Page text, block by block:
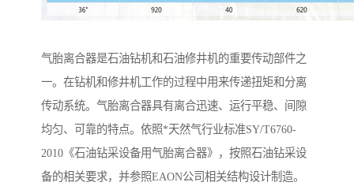
气胎离合器是石油钻机和石油修井机的重要传动部件之
一。在钻机和修井机工作的过程中用来传递扭矩和分离
传动系统。气胎离合器具有离合迅速、运行平稳、间隙
均匀、可靠的特点。依照*天然气行业标准SY/T6760-
2010《石油钻采设备用气胎离合器》，按照石油钻采设
备的相关要求，并参照EAON公司相关结构设计制造。